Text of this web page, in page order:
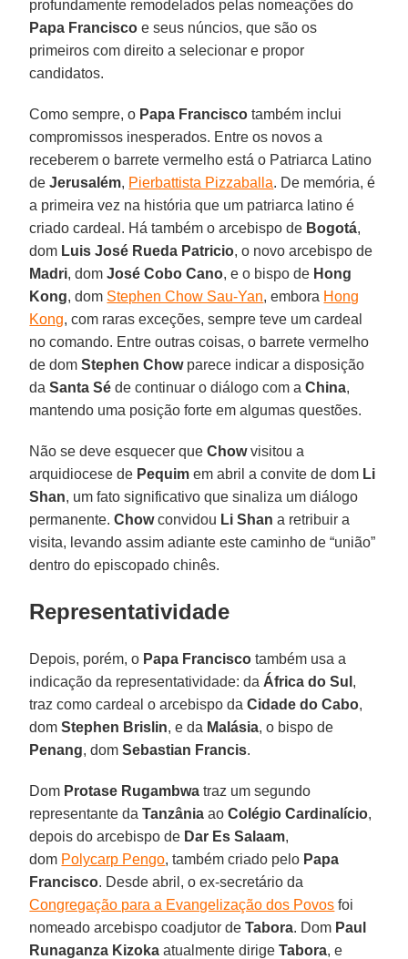
profundamente remodelados pelas nomeações do
Papa Francisco e seus núncios, que são os
primeiros com direito a selecionar e propor
candidatos.
Como sempre, o Papa Francisco também inclui
compromissos inesperados. Entre os novos a
receberem o barrete vermelho está o Patriarca Latino
deJerusalém, Pierbattista Pizzaballa. De memória, é
a primeira vez na história que um patriarca latino é
criado cardeal. Há também o arcebispo de Bogotá,
dom Luis José Rueda Patricio, o novo arcebispo de
Madri, domJosé Cobo Cano, e o bispo de Hong
Kong, dom Stephen Chow Sau-Yan, embora Hong
Kong, com raras exceções, sempre teve um cardeal
no comando. Entre outras coisas, o barrete vermelho
de domStephen Chowparece indicar a disposição
daSanta Sé de continuar o diálogo com aChina,
mantendo uma posição forte em algumas questões.
Não se deve esquecer queChowvisitou a
arquidiocese de Pequim em abril a convite de dom Li
Shan, um fato significativo que sinaliza um diálogo
permanente.Chowconvidou Li Shan a retribuir a
visita, levando assim adiante este caminho de “união”
dentro do episcopado chinês.
Representatividade
Depois, porém, o Papa Francisco também usa a
indicação da representatividade: da África do Sul ,
traz como cardeal o arcebispo daCidade do Cabo,
domStephen Brislin, e da Malásia, o bispo de
Penang, dom Sebastian Francis.
Dom Protase Rugambwa traz um segundo
representante daTanzânia ao Colégio Cardinalício,
depois do arcebispo de Dar Es Salaam,
dom Polycarp Pengo, também criado pelo Papa
Francisco. Desde abril, o ex-secretário da
Congregação para a Evangelização dos Povos foi
nomeado arcebispo coadjutor deTabora. Dom Paul
Runaganza Kizoka atualmente dirigeTabora, e